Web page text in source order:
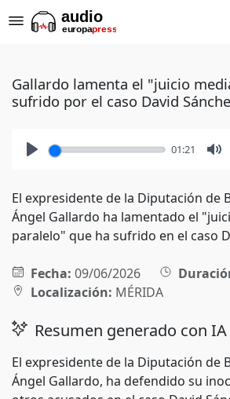
Gallardo lamenta el "juicio
sufrido por el caso David
01:21
El expresidente de la Diputación de
Ángel Gallardo ha lamentado el
paralelo" que ha sufrido en el caso
Fecha: 09/06/2026
Localización: MÉRIDA
Resumen generado con IA
El expresidente de la Diputación de
Ángel Gallardo, ha defendido su